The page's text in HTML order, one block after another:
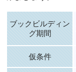
ブックビルディン
グ期間
仮条件